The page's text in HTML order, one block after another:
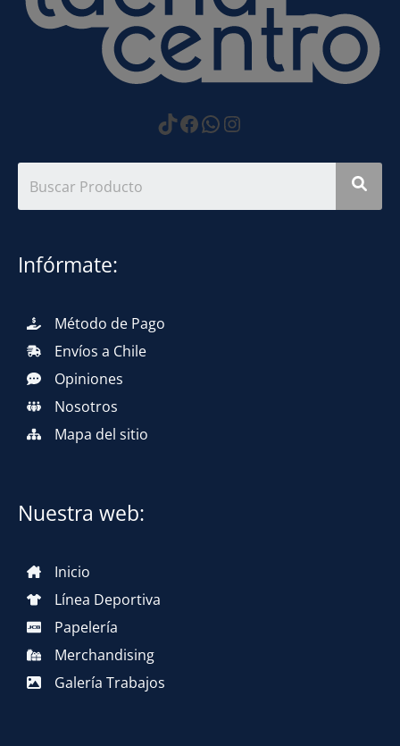
https://
Facebook
WhatsApp
Instagram
Infórmate:
Método de Pago
Envíos a Chile
Opiniones
Nosotros
Mapa del sitio
Nuestra web:
Inicio
Línea Deportiva
Papelería
Merchandising
Galería Trabajos